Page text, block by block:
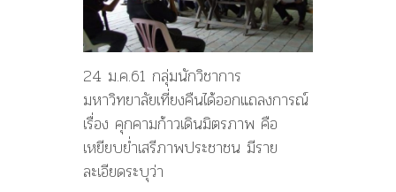
24 ม.ค.61 กลุ่มนักวิชาการ
มหาวิทยาลัยเที่ยงคืนได้ออกแถลงการณ์
เรื่อง คุกคามก้าวเดินมิตรภาพ คือ
เหยียบย่ำเสรีภาพประชาชน มีราย
ละเอียดระบุว่า